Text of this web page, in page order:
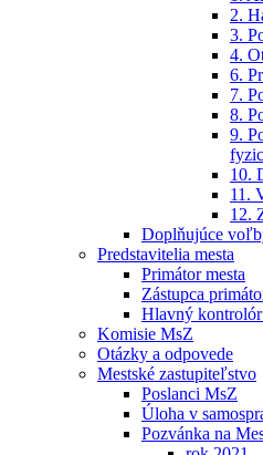
2.
3.
4.
6.
7.
8.
9.
10.
11.
12.
Doplňujúce
Predstavitelia mesta
Primátor mesta
Zástupca
Hlavný kontrolór
Komisie MsZ
Otázky a odpovede
Mestské zastupiteľstvo
Poslanci MsZ
Úloha v
Pozvánka na